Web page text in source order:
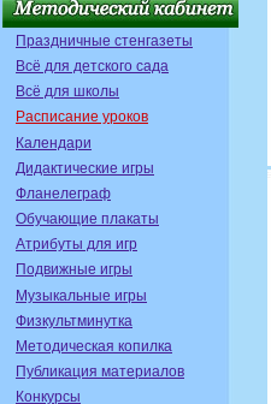
Праздничные стенгазеты
Всё для детского сада
Всё для школы
Расписание уроков
Календари
Дидактические игры
Фланелеграф
Обучающие плакаты
Атрибуты для игр
Подвижные игры
Музыкальные игры
Физкультминутка
Методическая копилка
Публикация материалов
Конкурсы